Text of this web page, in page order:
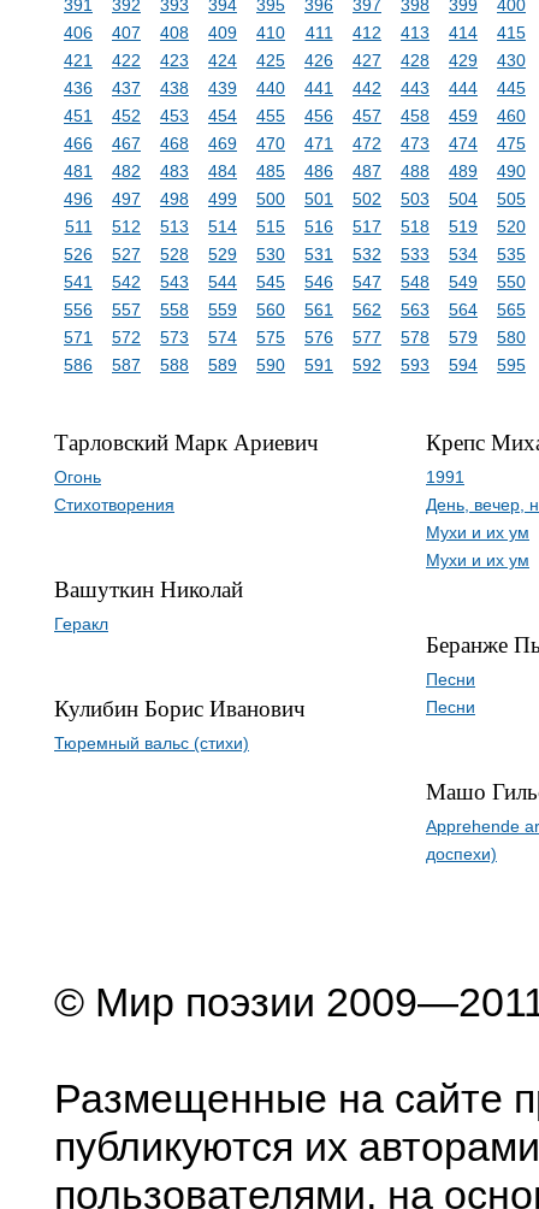
391 392 393 394 395 396 397 398 399
400
406
407 408 409 410 411 412 413 414
415
421
422 423 424 425 426 427 428 429
430
436
437 438 439 440 441 442 443 444
445
451
452 453 454 455 456 457 458 459
460
466
467 468 469 470 471 472 473 474
475
481
482 483 484 485 486 487 488 489
490
496
497 498 499 500 501 502 503 504
505
511
512 513 514 515 516 517 518 519
520
526
527 528 529 530 531 532 533 534
535
541
542 543 544 545 546 547 548 549
550
556
557 558 559 560 561 562 563 564
565
571
572 573 574 575 576 577 578 579
580
586
587 588 589 590 591 592 593 594 595
Тарловский Марк Ариевич
Огонь
Стихотворения
Вашуткин Николай
Геракл
Кулибин Борис Иванович
Тюремный вальс (стихи)
Крепс
1991
День, вечер,
Мухи и их ум
Мухи и их ум
Беранже
Песни
Песни
Машо
Apprehende
доспехи)
© Мир поэзии
Размещенные на сайте
публикуются их
пользователями, на